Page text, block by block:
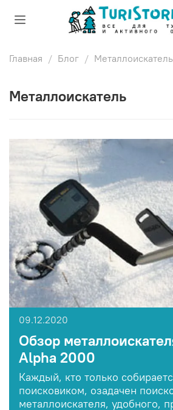
Главная Блог Металлоискатель
Металлоискатель
09.12.2020
Обзор
Alpha 2000
Каждый, кто только
поисковиком, озадачен
металлоискателя, удобного,